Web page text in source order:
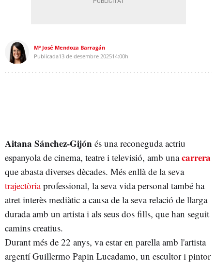
Mª José Mendoza Barragán
Publicada13 de desembre 202514:00h
Aitana Sánchez-Gijón és una reconeguda actriu
espanyola de cinema, teatre i televisió, amb unacarrera
que abasta diverses dècades. Més enllà de la seva
trajectòriaprofessional, la seva vida personal també ha
atret interès mediàtic a causa de la seva relació de llarga
durada amb un artista i als seus dos fills, que han seguit
camins creatius.
Durant més de 22 anys, va estar en parella amb l'artista
argentí Guillermo Papin Lucadamo, un escultor i pintor